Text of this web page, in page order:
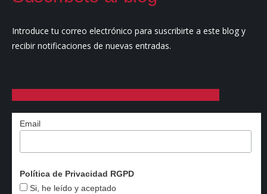
Introduce tu correo electrónico para suscribirte a este blog y
recibir notificaciones de nuevas entradas.
Email
Política de Privacidad RGPD
Si, he leído y aceptado